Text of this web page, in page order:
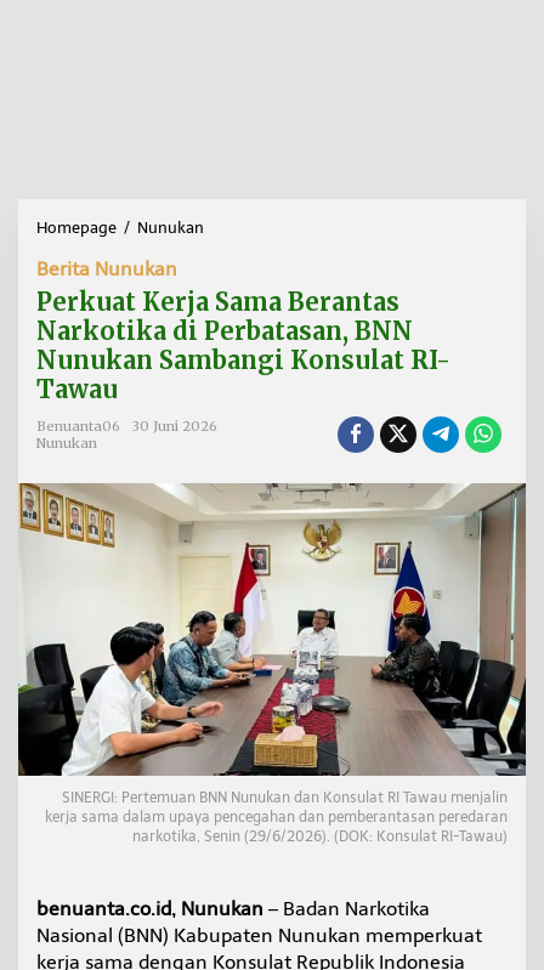
Homepage / Nunukan
k
u
a
t
r
S
a
m
a
r
a
n
t
a
s
a
r
k
o
k
d
Berita Nunukan
Perkuat Kerja Sama Berantas
Narkotika di Perbatasan, BNN
Nunukan Sambangi Konsulat RI-
Tawau
Benuanta06
30 Juni 2026
Nunukan
SINERGI: Pertemuan BNN Nunukan dan Konsulat RI Tawau menjalin
kerja sama dalam upaya pencegahan dan pemberantasan peredaran
narkotika, Senin (29/6/2026). (DOK: Konsulat RI-Tawau)
benuanta.co.id, Nunukan – Badan Narkotika
Nasional (BNN) Kabupaten Nunukan memperkuat
kerja sama dengan Konsulat Republik Indonesia